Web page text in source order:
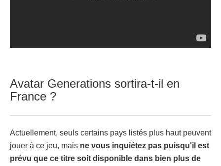
Avatar Generations sortira-t-il en
France ?
Actuellement, seuls certains pays listés plus haut peuvent
jouer à ce jeu, mais ne vous inquiétez pas puisqu'il est
prévu que ce titre soit disponible dans bien plus de